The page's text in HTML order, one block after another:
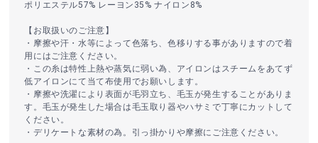
ポリエステル57% レーヨン35% ナイロン8%
【お取扱いのご注意】
・摩擦や汗・水等によって色落ち、色移りする事がありますので着
用にはご注意ください。
・この糸は特性上熱や蒸気に弱い為、アイロンはスチームをあてず
低アイロンにて当て布使用でお願いします。
・摩擦や洗濯により表面が毛羽立ち、毛玉が発生することがありま
す。毛玉が発生した場合は毛玉取り器やハサミで丁寧にカットして
ください。
・デリケートな素材の為。引っ掛かりや摩擦にご注意ください。